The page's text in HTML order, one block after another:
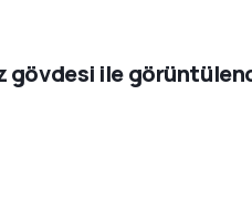
gövdesi ile